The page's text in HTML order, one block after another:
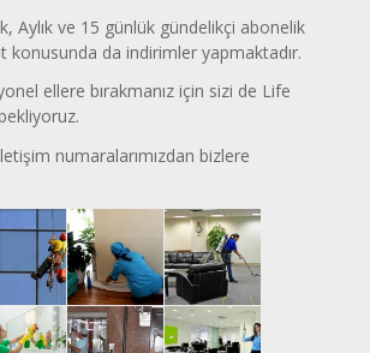
Aylık ve 15 günlük gündelikçi abonelik
konusunda da indirimler yapmaktadır.
ellere bırakmanız için sizi de Life
numaralarımızdan bizlere